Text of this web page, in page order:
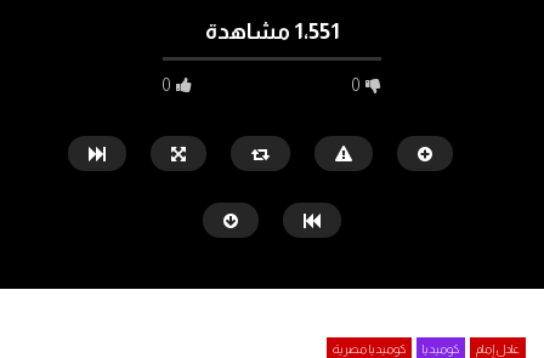
1٬551 مشاهدة
0 0
عادل إمام كوميديا كوميديا مصرية